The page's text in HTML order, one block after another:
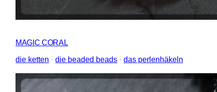
MAGIC CORAL
die ketten · die beaded beads · das perlenhäkeln